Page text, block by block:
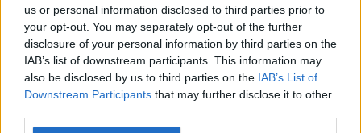
us or personal information disclosed to third parties prior to
your opt-out. You may separately opt-out of the further
disclosure of your personal information by third parties on the
IAB’s list of downstream participants. This information may
also be disclosed by us to third parties on the IAB’s List of
Downstream Participants that may further disclose it to other
Recomandările noastre